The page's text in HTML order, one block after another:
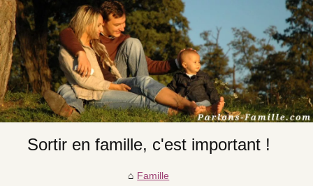
Sortir en famille, c'est important !
Famille